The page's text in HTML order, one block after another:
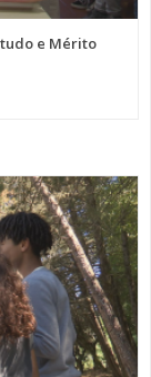
e Mérito